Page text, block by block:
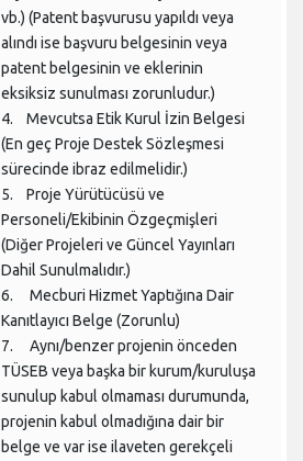
vb.) (Patent başvurusu yapıldı veya
alındı ise başvuru belgesinin veya
patent belgesinin ve eklerinin
eksiksiz sunulması zorunludur.)
4. Mevcutsa Etik Kurul İzin Belgesi
(En geç Proje Destek Sözleşmesi
sürecinde ibraz edilmelidir.)
5. Proje Yürütücüsü ve
Personeli/Ekibinin Özgeçmişleri
(Diğer Projeleri ve Güncel Yayınları
Dahil Sunulmalıdır.)
6. Mecburi Hizmet Yaptığına Dair
Kanıtlayıcı Belge (Zorunlu)
7. Aynı/benzer projenin önceden
TÜSEB veya başka bir kurum/kuruluşa
sunulup kabul olmaması durumunda,
projenin kabul olmadığına dair bir
belge ve var ise ilaveten gerekçeli